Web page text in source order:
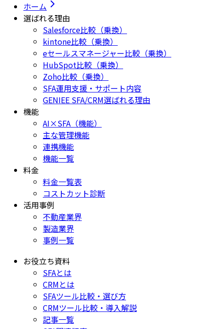
ホーム
選ばれる理由
Salesforce比較（乗換）
kintone比較（乗換）
eセールスマネージャー比較（乗換）
HubSpot比較（乗換）
Zoho比較（乗換）
SFA運用支援・サポート内容
GENIEE SFA/CRM選ばれる理由
機能
AI×SFA（機能）
主な管理機能
連携機能
機能一覧
料金
料金一覧表
コストカット診断
活用事例
不動産業界
製造業界
事例一覧
お役立ち資料
SFAとは
CRMとは
SFAツール比較・選び方
CRMツール比較・導入解説
記事一覧